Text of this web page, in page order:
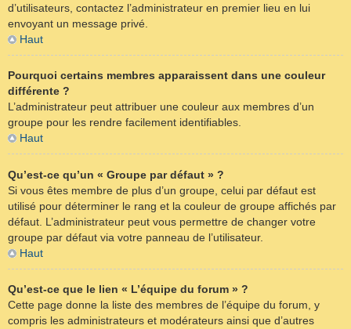
d’utilisateurs, contactez l’administrateur en premier lieu en lui
envoyant un message privé.
Haut
Pourquoi certains membres apparaissent dans une couleur
différente ?
L’administrateur peut attribuer une couleur aux membres d’un
groupe pour les rendre facilement identifiables.
Haut
Qu’est-ce qu’un « Groupe par défaut » ?
Si vous êtes membre de plus d’un groupe, celui par défaut est
utilisé pour déterminer le rang et la couleur de groupe affichés par
défaut. L’administrateur peut vous permettre de changer votre
groupe par défaut via votre panneau de l’utilisateur.
Haut
Qu’est-ce que le lien « L’équipe du forum » ?
Cette page donne la liste des membres de l’équipe du forum, y
compris les administrateurs et modérateurs ainsi que d’autres